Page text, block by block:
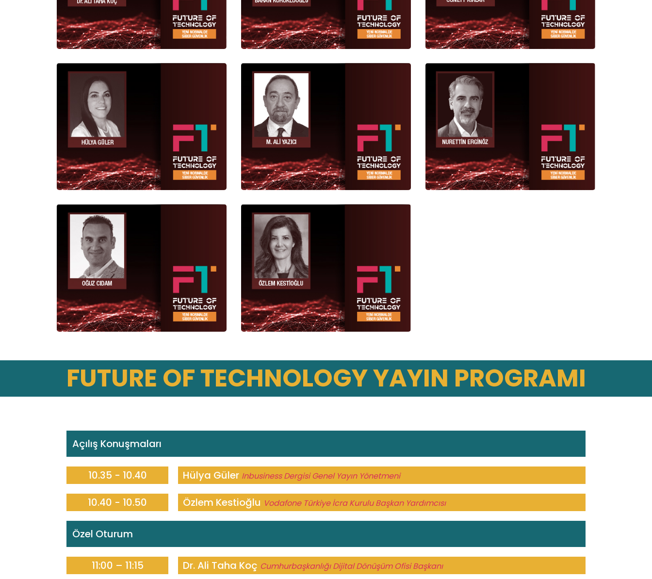
FUTURE OF TECHNOLOGY YAYIN PROGRAMI
Açılış Konuşmaları
10.35 - 10.40 Hülya Güler Inbusiness Dergisi Genel Yayın Yönetmeni
10.40 - 10.50 Özlem Kestioğlu Vodafone Türkiye İcra Kurulu Başkan Yardımcısı
Özel Oturum
11:00 – 11:15 Dr. Ali Taha Koç Cumhurbaşkanlığı Dijital Dönüşüm Ofisi Başkanı